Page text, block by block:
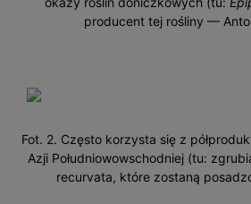
producent tej rośliny —
Fot. 2. Często korzysta się z
Azji Południowowschodniej (tu:
recurvata, które zostaną